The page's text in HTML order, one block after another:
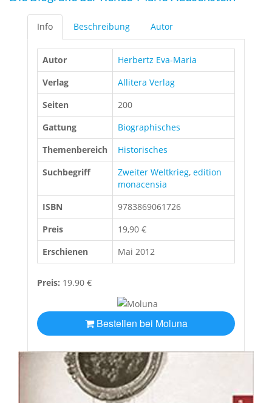
Info Beschreibung Autor
Autor
Herbertz Eva-Maria
Verlag
Allitera Verlag
Seiten
200
Gattung
Biographisches
Themenbereich
Historisches
Suchbegriff
Zweiter Weltkrieg, edition
monacensia
ISBN
9783869061726
Preis
19,90 €
Erschienen
Mai 2012
Preis: 19.90 €
Bestellen bei Moluna